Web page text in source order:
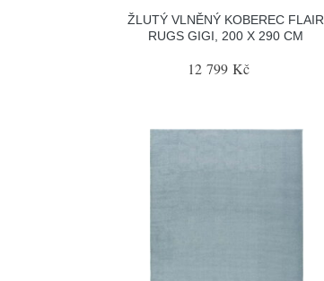
ŽLUTÝ VLNĚNÝ KOBEREC FLAIR
RUGS GIGI, 200 X 290 CM
12 799 Kč